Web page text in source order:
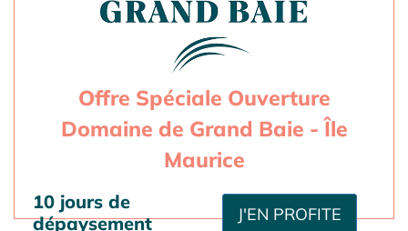
Offre Spéciale Ouverture
Domaine de Grand Baie - Île
Maurice
J'EN PROFITE
10 jours de
dépaysement